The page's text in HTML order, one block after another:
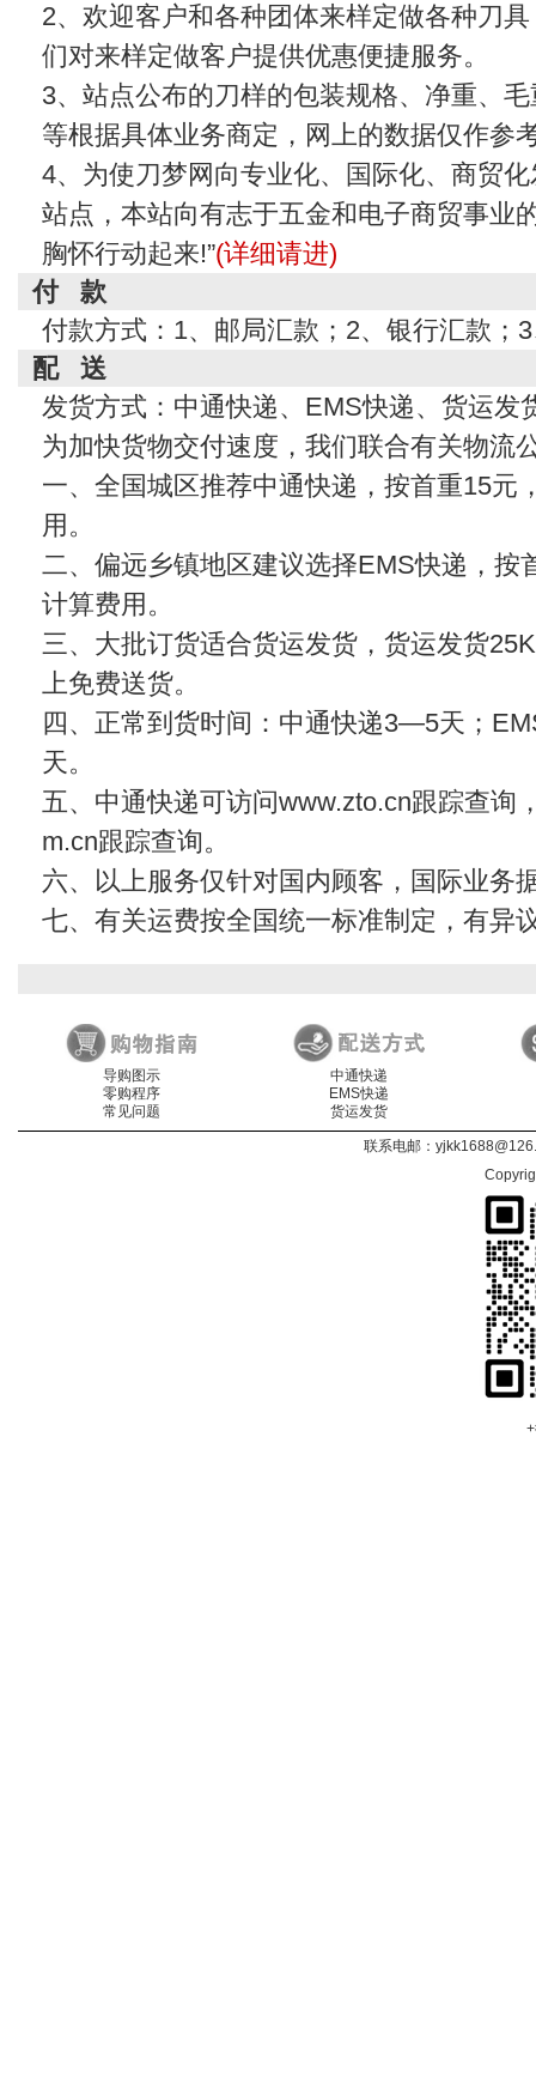
2、欢迎客户和各种团体来样定做各种刀
们对来样定做客户提供优惠便捷服务。
3、站点公布的刀样的包装规格、净重、
等根据具体业务商定，网上的数据仅作参
4、为使刀梦网向专业化、国际化、商贸
站点，本站向有志于五金和电子商贸事业
胸怀行动起来!”(详细请进)
付 款
付款方式：1、邮局汇款；2、银行汇款；
配 送
发货方式：中通快递、EMS快递、货运发
为加快货物交付速度，我们联合有关物流
一、全国城区推荐中通快递，按首重15元
用。
二、偏远乡镇地区建议选择EMS快递，按
计算费用。
三、大批订货适合货运发货，货运发货
上免费送货。
四、正常到货时间：中通快递3—5天；
天。
五、中通快递可访问www.zto.cn跟踪查询
m.cn跟踪查询。
六、以上服务仅针对国内顾客，国际业务
七、有关运费按全国统一标准制定，有异
导购图示
零购程序
常见问题
中通快递
EMS快递
货运发货
联系电邮：